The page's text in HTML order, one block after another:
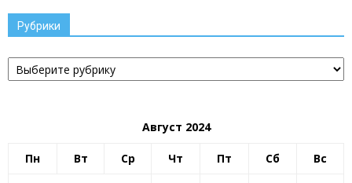
Рубрики
Рубрики
Август 2024
Пн Вт Ср Чт Пт Сб Вс